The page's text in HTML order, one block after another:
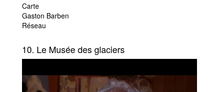
Carte
Gaston Barben
Réseau
10. Le Musée des glaciers